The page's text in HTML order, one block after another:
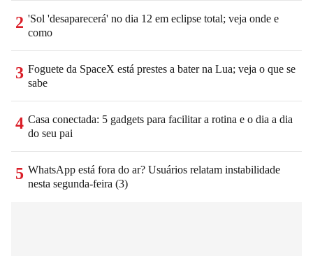
2 'Sol 'desaparecerá' no dia 12 em eclipse total; veja onde e
como
3 Foguete da SpaceX está prestes a bater na Lua; veja o que se
sabe
4 Casa conectada: 5 gadgets para facilitar a rotina e o dia a dia
do seu pai
5 WhatsApp está fora do ar? Usuários relatam instabilidade
nesta segunda-feira (3)